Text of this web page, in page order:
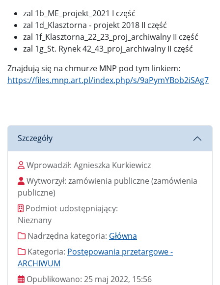
zal 1b_ME_projekt_2021 I część
zal 1d_Klasztorna - projekt 2018 II część
zal 1f_Klasztorna_22_23_proj_archiwalny II część
zal 1g_St. Rynek 42_43_proj_archiwalny II część
Znajdują się na chmurze MNP pod tym linkiem:
https://files.mnp.art.pl/index.php/s/9aPymYBob2iSAg7
Szczegóły
Wprowadził
Wprowadził: Agnieszka Kurkiewicz
Wytworzył
Wytworzył: zamówienia publiczne (zamówienia
publiczne)
Podmiot udostępniający
Podmiot udostępniający:
Nieznany
Nadrzędna kategoria
Nadrzędna kategoria: Główna
Kategoria
Kategoria: Postępowania przetargowe -
ARCHIWUM
Data publikacji
Opublikowano: 25 maj 2022, 15:56